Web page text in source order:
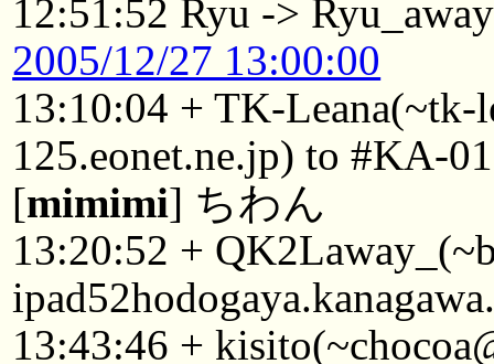
12:51:52 Ryu -> Ryu_away
2005/12/27 13:00:00
13:10:04 + TK-Leana(~tk-
125.eonet.ne.jp) to #KA-01
[mimimi] ちわん
13:20:52 +
13:43:46 +